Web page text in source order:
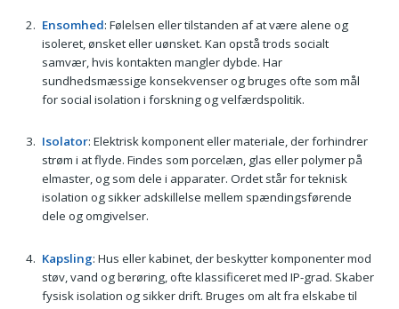
Ensomhed: Følelsen eller tilstanden af at være alene og
isoleret, ønsket eller uønsket. Kan opstå trods socialt
samvær, hvis kontakten mangler dybde. Har
sundhedsmæssige konsekvenser og bruges ofte som mål
for social isolation i forskning og velfærdspolitik.
Isolator: Elektrisk komponent eller materiale, der forhindrer
strøm i at flyde. Findes som porcelæn, glas eller polymer på
elmaster, og som dele i apparater. Ordet står for teknisk
isolation og sikker adskillelse mellem spændingsførende
dele og omgivelser.
Kapsling: Hus eller kabinet, der beskytter komponenter mod
støv, vand og berøring, ofte klassificeret med IP-grad. Skaber
fysisk isolation og sikker drift. Bruges om alt fra elskabe til